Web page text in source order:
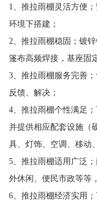
1、推拉雨棚灵活方便
环境下搭建；
2、推拉雨棚稳固；镀
篷布高频焊接，基座固
3、推拉雨棚服务完善
反馈、解决；
4、推拉雨棚个性满足
并提供相应配套设施（
具、灯饰、空调、移动
5、推拉雨棚适用广泛
外休闲、便民市政等等
6、推拉雨棚经济实用